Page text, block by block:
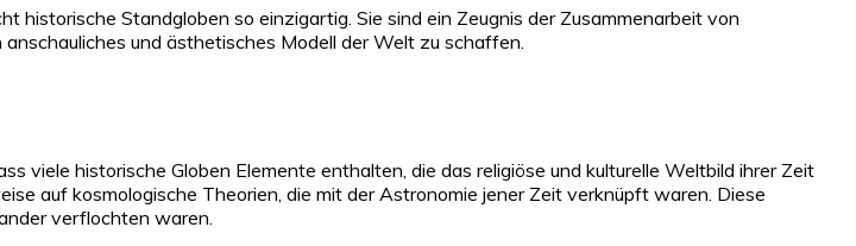
historische Standgloben so einzigartig. Sie sind ein Zeugnis der Zusammenarbeit von
und ästhetisches Modell der Welt zu schaffen.
viele historische Globen Elemente enthalten, die das religiöse und kulturelle Weltbild ihrer Zeit
auf kosmologische Theorien, die mit der Astronomie jener Zeit verknüpft waren. Diese
verflochten waren.